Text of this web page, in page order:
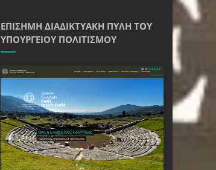
ΕΠΊΣΗΜΗ ΔΙΑΔΙΚΤΥΑΚΉ ΠΎΛΗ ΤΟΥ
ΥΠΟΥΡΓΕΊΟΥ ΠΟΛΙΤΙΣΜΟΎ